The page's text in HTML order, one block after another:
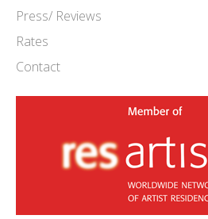
Press/ Reviews
Rates
Contact